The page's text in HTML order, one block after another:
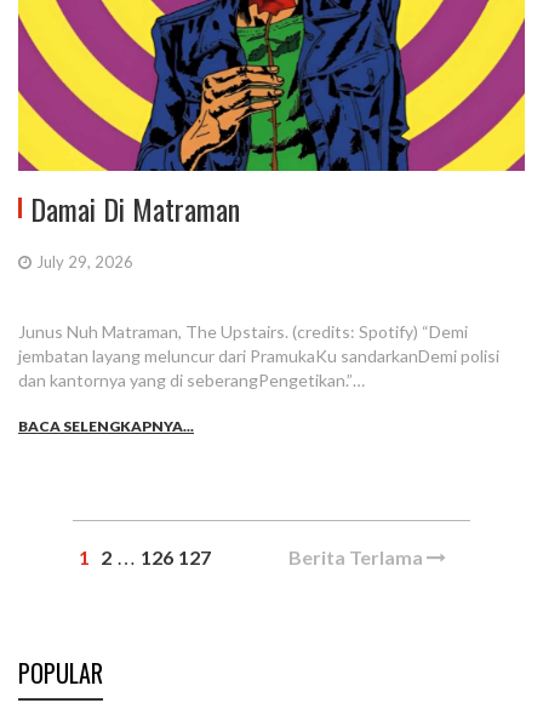
Damai Di Matraman
July 29, 2026
Junus Nuh Matraman, The Upstairs. (credits: Spotify) “Demi
jembatan layang meluncur dari PramukaKu sandarkanDemi polisi
dan kantornya yang di seberangPengetikan.”…
BACA SELENGKAPNYA...
1 2 … 126 127 Berita Terlama
POPULAR